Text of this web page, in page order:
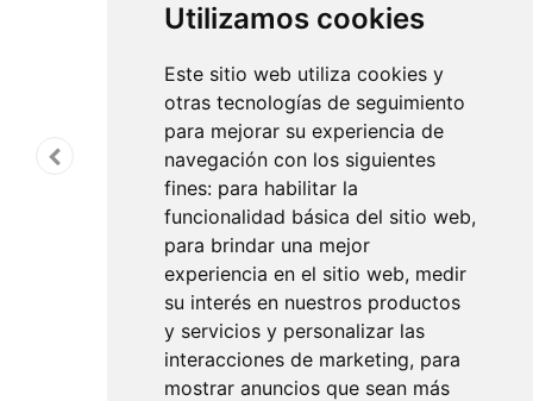
Utilizamos cookies
Este sitio web utiliza cookies y
otras tecnologías de seguimiento
para mejorar su experiencia de
navegación con los siguientes
fines: para habilitar la
funcionalidad básica del sitio web,
para brindar una mejor
experiencia en el sitio web, medir
su interés en nuestros productos
y servicios y personalizar las
interacciones de marketing, para
mostrar anuncios que sean más